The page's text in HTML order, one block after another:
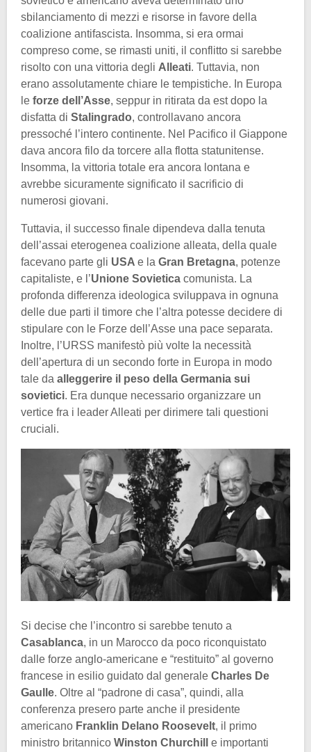
sbilanciamento di mezzi e risorse in favore della
coalizione antifascista. Insomma, si era ormai
compreso come, se rimasti uniti, il conflitto si sarebbe
risolto con una vittoria degli Alleati. Tuttavia, non
erano assolutamente chiare le tempistiche. In Europa
le forze dell’Asse, seppur in ritirata da est dopo la
disfatta di Stalingrado, controllavano ancora
pressoché l’intero continente. Nel Pacifico il Giappone
dava ancora filo da torcere alla flotta statunitense.
Insomma, la vittoria totale era ancora lontana e
avrebbe sicuramente significato il sacrificio di
numerosi giovani.
Tuttavia, il successo finale dipendeva dalla tenuta
dell’assai eterogenea coalizione alleata, della quale
facevano parte gli USA e la Gran Bretagna, potenze
capitaliste, e l’Unione Sovietica comunista. La
profonda differenza ideologica sviluppava in ognuna
delle due parti il timore che l’altra potesse decidere di
stipulare con le Forze dell’Asse una pace separata.
Inoltre, l’URSS manifestò più volte la necessità
dell’apertura di un secondo forte in Europa in modo
tale da alleggerire il peso della Germania sui
sovietici. Era dunque necessario organizzare un
vertice fra i leader Alleati per dirimere tali questioni
cruciali.
Si decise che l’incontro si sarebbe tenuto a
Casablanca, in un Marocco da poco riconquistato
dalle forze anglo-americane e “restituito” al governo
francese in esilio guidato dal generale Charles De
Gaulle. Oltre al “padrone di casa”, quindi, alla
conferenza presero parte anche il presidente
americano Franklin Delano Roosevelt, il primo
ministro britannico Winston Churchill e importanti